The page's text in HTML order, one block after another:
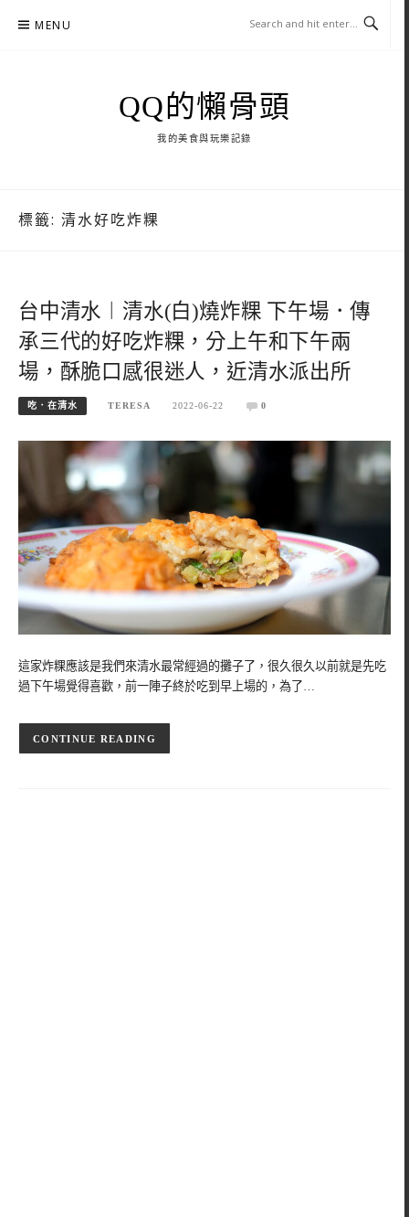
MENU
QQ的懶骨頭
我的美食與玩樂記錄
標籤: 清水好吃炸粿
台中清水︱清水(白)燒炸粿 下午場．傳
承三代的好吃炸粿，分上午和下午兩
場，酥脆口感很迷人，近清水派出所
吃．在清水 TERESA 2022-06-22 0
這家炸粿應該是我們來清水最常經過的攤子了，很久很久以前就是先吃
過下午場覺得喜歡，前一陣子終於吃到早上場的，為了…
CONTINUE READING